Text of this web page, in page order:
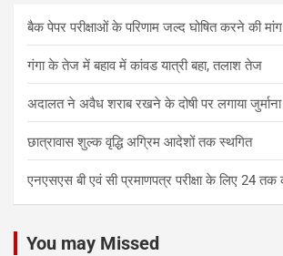
बैक पेपर परीक्षाओं के परिणाम जल्द घोषित करने की मांग
गंगा के तेज में बहाव में कांवड यात्री बहा, तलाश तेज
अदालत ने अवैध शराब रखने के दोषी पर लगाया जुर्माना
छात्रावास शुल्क वृद्धि अग्रिम आदेशों तक स्थगित
एनएसएस बी एवं सी प्रमाणपत्र परीक्षा के लिए 24
You may Missed